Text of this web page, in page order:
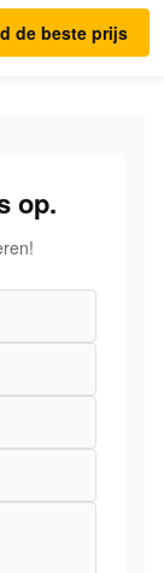
de beste prijs
op.